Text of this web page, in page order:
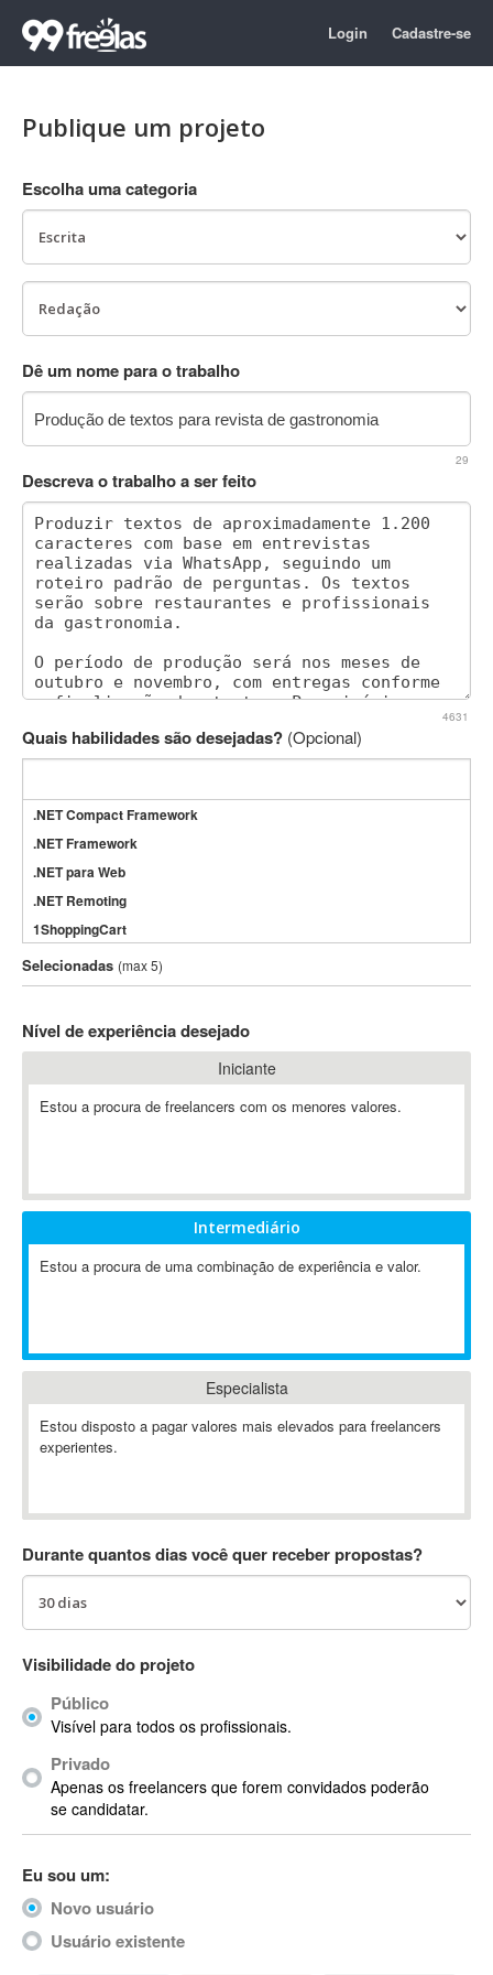
Login Cadastre-se
Publique um projeto
Escolha uma categoria
Dê um nome para o trabalho
29
Descreva o trabalho a ser feito
4631
Quais habilidades são desejadas? (Opcional)
.NET Compact Framework
.NET Framework
.NET para Web
.NET Remoting
1ShoppingCart
3DS Max
3GSM
802.11
A-GPS
ABAP
Abaqus
ABBYY FineReader
Ableton
Ableton Push
Abstract
AC3
ACID Pro
ACPI
Acrobat
Acrobat X
Acronis
ACT
Actimize
ActionScript
ActionScript 3
Selecionadas (max 5)
Nível de experiência desejado
Iniciante
Estou a procura de freelancers com os menores valores.
Intermediário
Estou a procura de uma combinação de experiência e valor.
Especialista
Estou disposto a pagar valores mais elevados para freelancers
experientes.
Durante quantos dias você quer receber propostas?
Visibilidade do projeto
Público
Visível para todos os profissionais.
Privado
Apenas os freelancers que forem convidados poderão
se candidatar.
Eu sou um:
Novo usuário
Usuário existente